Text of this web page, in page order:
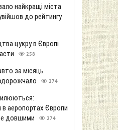
найкращі міста
до рейтингу
цукру в Європі
258
за місяць
274
в аеропортах Європи
довшими
274